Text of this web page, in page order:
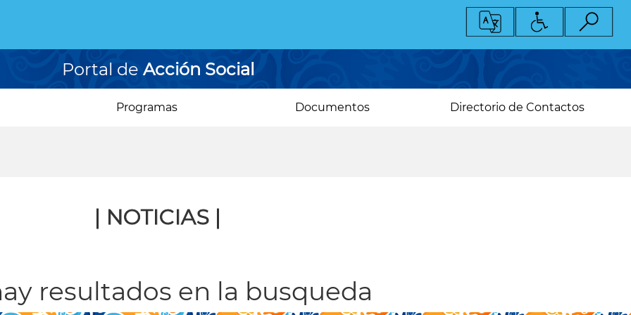
Portal de Acción Social
Programas Documentos Directorio de Contactos
| NOTICIAS |
resultados en la busqueda